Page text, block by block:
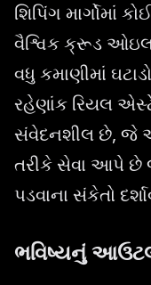
શિપિંગ માર્ગોમાં
વૈશ્વિક ક્રૂડ
વધુ કમાણીમાં
રહેણાંક રિયલ
સંવેદનશીલ છે, જે
તરીકે સેવા આપે છે
પડવાના સંકેતો
ભવિષ્યનું